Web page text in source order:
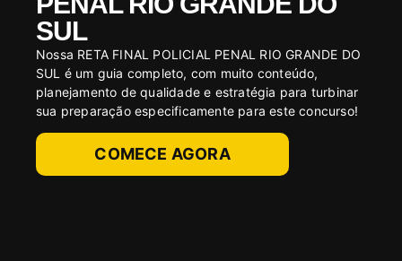
SUL
Nossa RETA FINAL POLICIAL PENAL RIO GRANDE DO
SUL é um guia completo, com muito conteúdo,
planejamento de qualidade e estratégia para turbinar
sua preparação especificamente para este concurso!
COMECE AGORA